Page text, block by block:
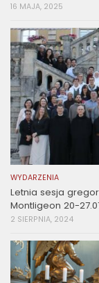
16 MAJA, 2025
WYDARZENIA
Letnia sesja
Montligeon 20-
2 SIERPNIA, 2024